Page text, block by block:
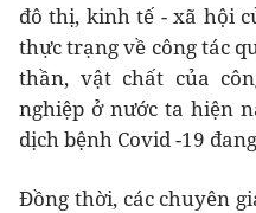
đô thị, kinh tế - xã hội
thực trạng về công tác
thần, vật chất của
nghiệp ở nước ta hiện
dịch bệnh Covid -19
Đồng thời, các chuyên